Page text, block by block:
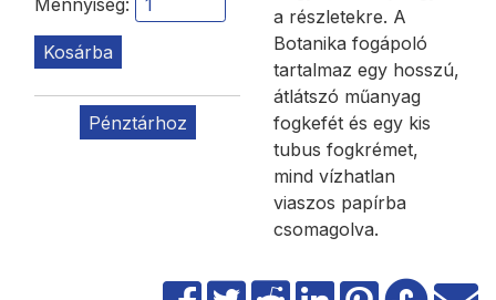
Kosárba
Pénztárhoz
a részletekre. A
Botanika fogápoló
tartalmaz egy hosszú,
átlátszó műanyag
fogkefét és egy kis
tubus fogkrémet,
mind vízhatlan
viaszos papírba
csomagolva.